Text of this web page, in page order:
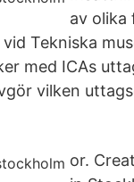
av olika
Tekniska
med ICAs
vilken
or.